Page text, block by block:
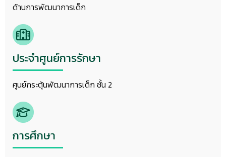
ด้านการพัฒนาการเด็ก
ประจำศูนย์การรักษา
ศูนย์กระตุ้นพัฒนาการเด็ก ชั้น 2
การศึกษา